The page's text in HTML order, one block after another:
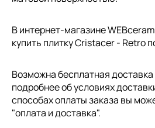
В интернет-магазине
купить плитку Cristacer - Retro
Возможна бесплатная
подробнее об условиях
способах оплаты заказа вы
"оплата и доставка".